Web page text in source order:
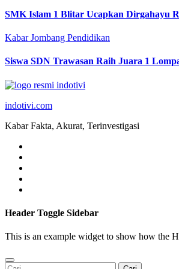
SMK Islam 1 Blitar Ucapkan Dirgahayu
Kabar Jombang Pendidikan
Siswa SDN Trawasan Raih Juara 1
indotivi.com
Kabar Fakta, Akurat, Terinvestigasi
Header Toggle Sidebar
This is an example widget to show how the
Cari